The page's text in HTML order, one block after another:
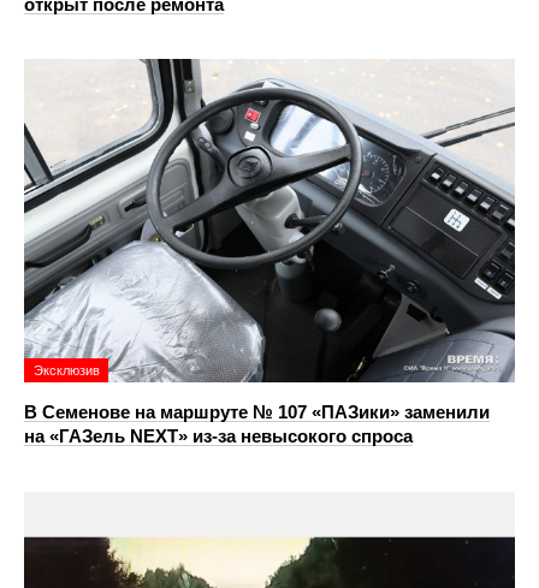
открыт после ремонта
Эксклюзив
В Семенове на маршруте № 107 «ПАЗики» заменили
на «ГАЗель NEXT» из‑за невысокого спроса